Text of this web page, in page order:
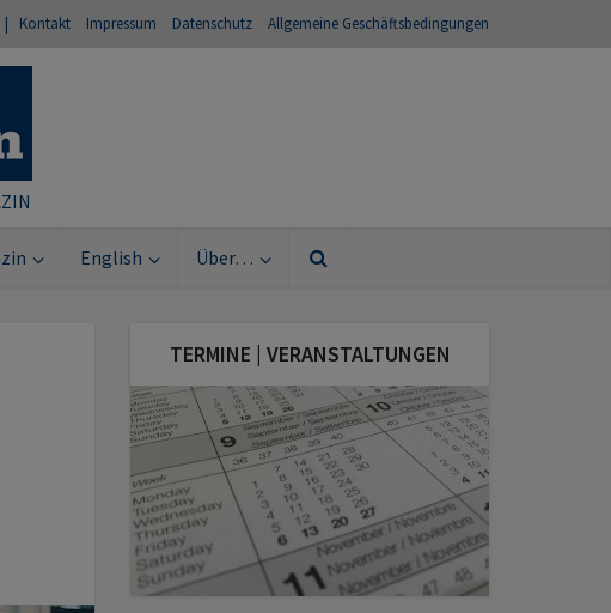
| Kontakt Impressum Datenschutz Allgemeine Geschäftsbedingungen
English Über…
TERMINE | VERANSTALTUNGEN